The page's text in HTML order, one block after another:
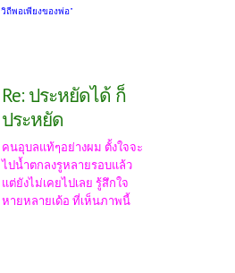
วิถีพอเพียงของพ่อ"
Re: ประหยัดได้ ก็
ประหยัด
คนอุบลแท้ๆอย่างผม ตั้งใจจะ
ไปน้ำตกลงรูหลายรอบแล้ว
แต่ยังไม่เคยไปเลย รู้สึกใจ
หายหลายเด้อ ที่เห็นภาพนี้